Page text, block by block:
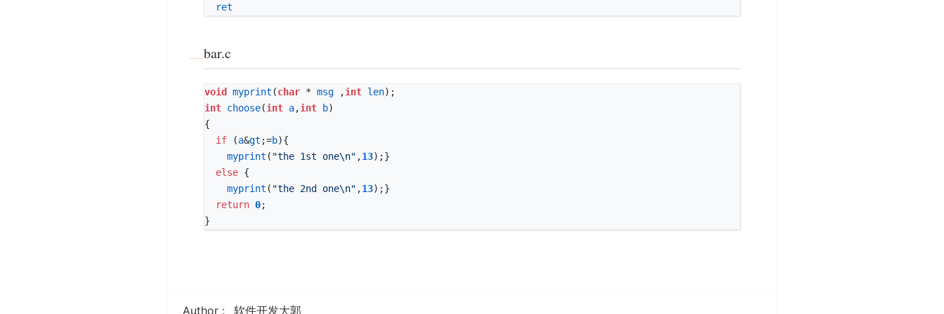
ret
bar.c
void myprint (char * msg ,int len);
int choose(int a,int b)
{
if
(a&gt ;=b){
myprint ( "the 1st one\n" ,13);}
else {
myprint ( "the 2nd one\n" ,13);}
return 0;
}
Author
软件开发大郭